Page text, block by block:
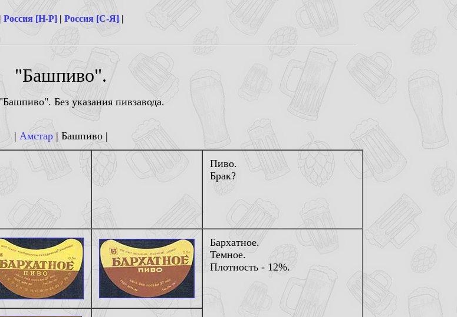
| Россия [Н-Р] | Россия [С-Я] |
"Башпиво".
Без указания пивзавода.
| Амстар| Башпиво |
Пиво.
Брак?
Бархатное.
Темное.
Плотность - 12%.